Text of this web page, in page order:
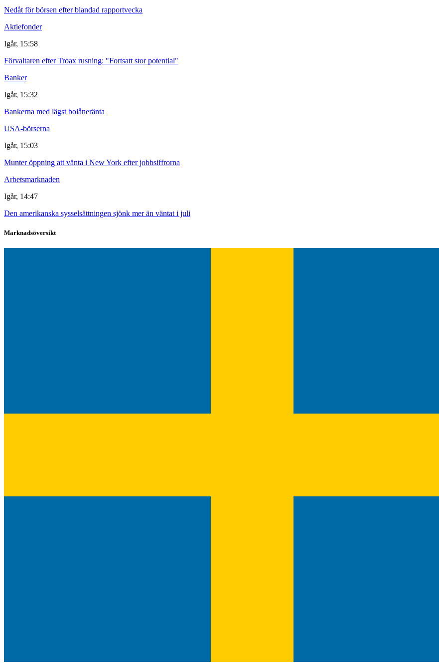
Nedåt för börsen efter blandad rapportvecka
Aktiefonder
Igår, 15:58
Förvaltaren efter Troax rusning: "Fortsatt stor potential"
Banker
Igår, 15:32
Bankerna med lägst bolåneränta
USA-börserna
Igår, 15:03
Munter öppning att vänta i New York efter jobbsiffrorna
Arbetsmarknaden
Igår, 14:47
Den amerikanska sysselsättningen sjönk mer än väntat i juli
Marknadsöversikt